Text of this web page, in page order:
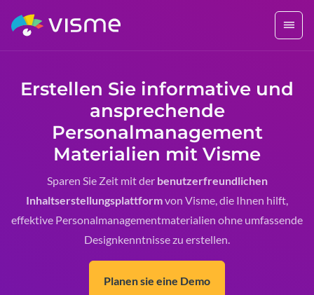
Erstellen Sie informative und
ansprechende
Personalmanagement
Materialien mit Visme
Sparen Sie Zeit mit der benutzerfreundlichen
Inhaltserstellungsplattformvon Visme, die Ihnen hilft,
effektive Personalmanagementmaterialien ohne umfassende
Designkenntnisse zu erstellen.
Planen sie eine Demo